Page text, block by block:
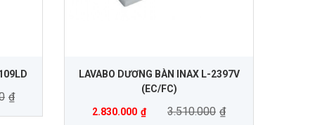
₫
LAVABO DƯƠNG BÀN INAX L-2397V
(EC/FC)
2.830.000 ₫ 3.510.000 ₫